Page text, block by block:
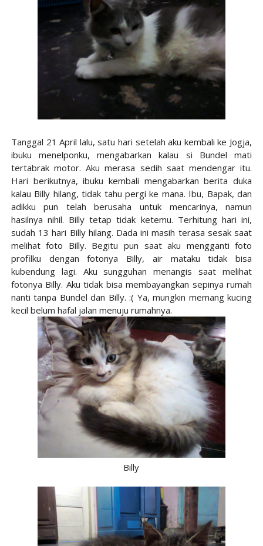
Tanggal 21 April lalu, satu hari setelah aku kembali ke Jogja,
ibuku menelponku, mengabarkan kalau si Bundel mati
tertabrak motor. Aku merasa sedih saat mendengar itu.
Hari berikutnya, ibuku kembali mengabarkan berita duka
kalau Billy hilang, tidak tahu pergi ke mana. Ibu, Bapak, dan
adikku pun telah berusaha untuk mencarinya, namun
hasilnya nihil. Billy tetap tidak ketemu. Terhitung hari ini,
sudah 13 hari Billy hilang. Dada ini masih terasa sesak saat
melihat foto Billy. Begitu pun saat aku mengganti foto
profilku dengan fotonya Billy, air mataku tidak bisa
kubendung lagi. Aku sungguhan menangis saat melihat
fotonya Billy. Aku tidak bisa membayangkan sepinya rumah
nanti tanpa Bundel dan Billy. :( Ya, mungkin memang kucing
kecil belum hafal jalan menuju rumahnya.
Billy